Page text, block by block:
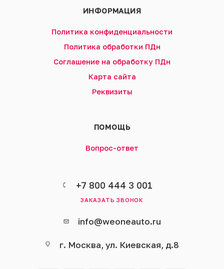
ИНФОРМАЦИЯ
Политика конфиденциальности
Политика обработки ПДн
Соглашение на обработку ПДн
Карта сайта
Реквизиты
ПОМОЩЬ
Вопрос-ответ
+7 800 444 3 001
ЗАКАЗАТЬ ЗВОНОК
info@weoneauto.ru
г. Москва, ул. Киевская, д.8